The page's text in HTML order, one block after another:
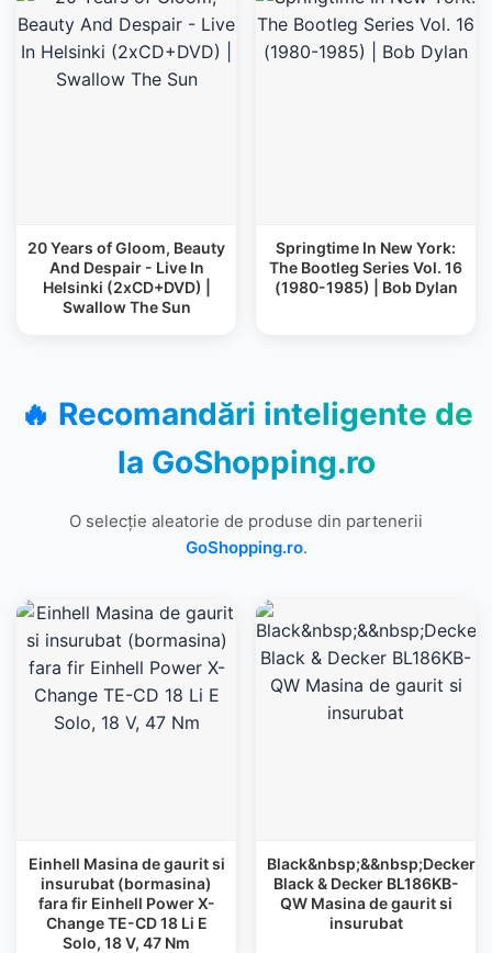
20 Years of Gloom, Beauty
And Despair - Live In
Helsinki (2xCD+DVD) |
Swallow The Sun
Springtime In New York:
The Bootleg Series Vol. 16
(1980-1985) | Bob Dylan
🔥 Recomandări inteligente de
la GoShopping.ro
O selecție aleatorie de produse din partenerii
GoShopping.ro.
Einhell Masina de gaurit si
insurubat (bormasina)
fara fir Einhell Power X-
Change TE-CD 18 Li E
Solo, 18 V, 47 Nm
Black&nbsp;&&nbsp;Decker
Black & Decker BL186KB-
QW Masina de gaurit si
insurubat